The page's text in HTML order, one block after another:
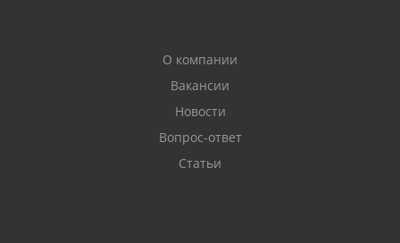
О компании
Вакансии
Новости
Вопрос-ответ
Статьи